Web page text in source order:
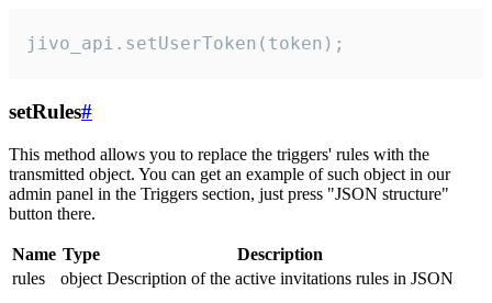
jivo_api.setUserToken(token);
setRules#
This method allows you to replace the triggers' rules with the
transmitted object. You can get an example of such object in our
admin panel in the Triggers section, just press "JSON structure"
button there.
Name Type
Description
rules
object Description of the active invitations rules in JSON